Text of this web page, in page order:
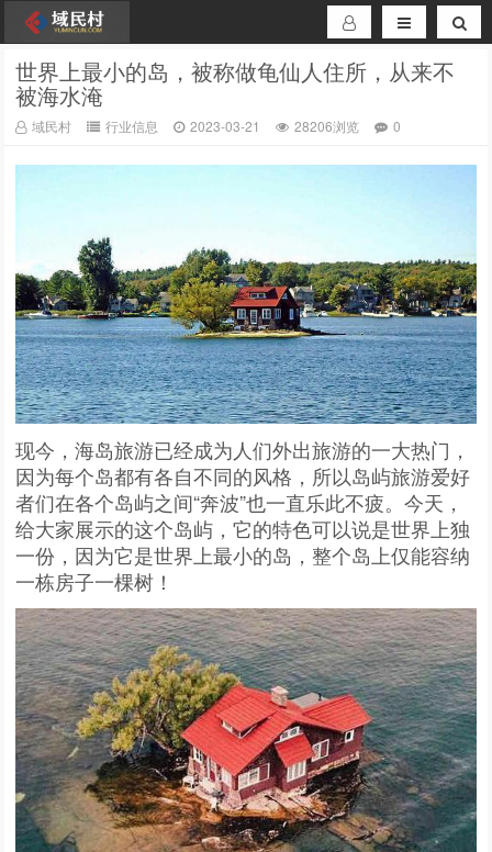
世界上最小的岛，被称做龟仙人住所，从来不
被海水淹
域民村 行业信息 2023-03-21 28206浏览 0
现今，海岛旅游已经成为人们外出旅游的一大热门，
因为每个岛都有各自不同的风格，所以岛屿旅游爱好
者们在各个岛屿之间“奔波”也一直乐此不疲。今天，
给大家展示的这个岛屿，它的特色可以说是世界上独
一份，因为它是世界上最小的岛，整个岛上仅能容纳
一栋房子一棵树！